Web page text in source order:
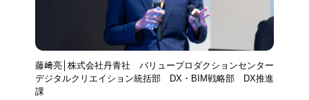
藤﨑亮│株式会社丹青社 バリュープロダクションセンター
デジタルクリエイション統括部 DX・BIM戦略部 DX推進
課